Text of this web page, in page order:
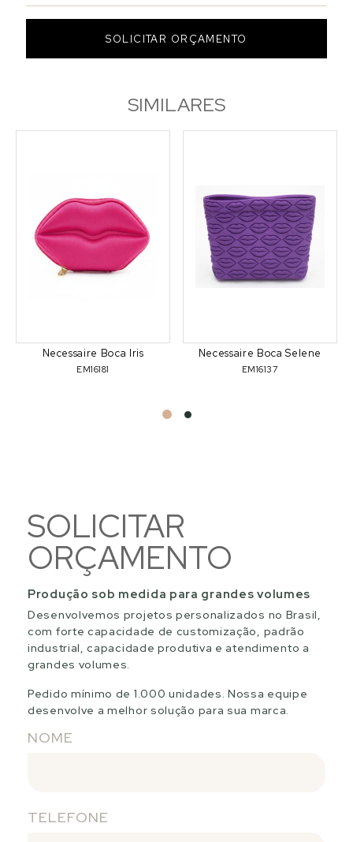
SOLICITAR ORÇAMENTO
SIMILARES
Necessaire Boca Iris
EM16181
Necessaire Boca Selene
EM16137
SOLICITAR
ORÇAMENTO
Produção sob medida para grandes volumes
Desenvolvemos projetos personalizados no Brasil,
com forte capacidade de customização, padrão
industrial, capacidade produtiva e atendimento a
grandes volumes.
Pedido mínimo de 1.000 unidades. Nossa equipe
desenvolve a melhor solução para sua marca.
NOME
TELEFONE